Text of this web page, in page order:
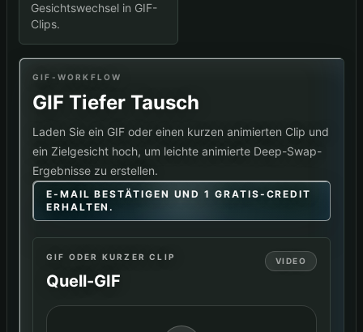
Gesichtswechsel in GIF-
Clips.
GIF-WORKFLOW
GIF Tiefer Tausch
Laden Sie ein GIF oder einen kurzen animierten Clip und
ein Zielgesicht hoch, um leichte animierte Deep-Swap-
Ergebnisse zu erstellen.
E-MAIL BESTÄTIGEN UND 1 GRATIS-CREDIT
ERHALTEN.
GIF ODER KURZER CLIP
Quell-GIF
VIDEO